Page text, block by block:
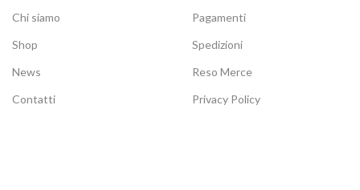
Chi siamo
Shop
News
Contatti
Pagamenti
Spedizioni
Reso Merce
Privacy Policy